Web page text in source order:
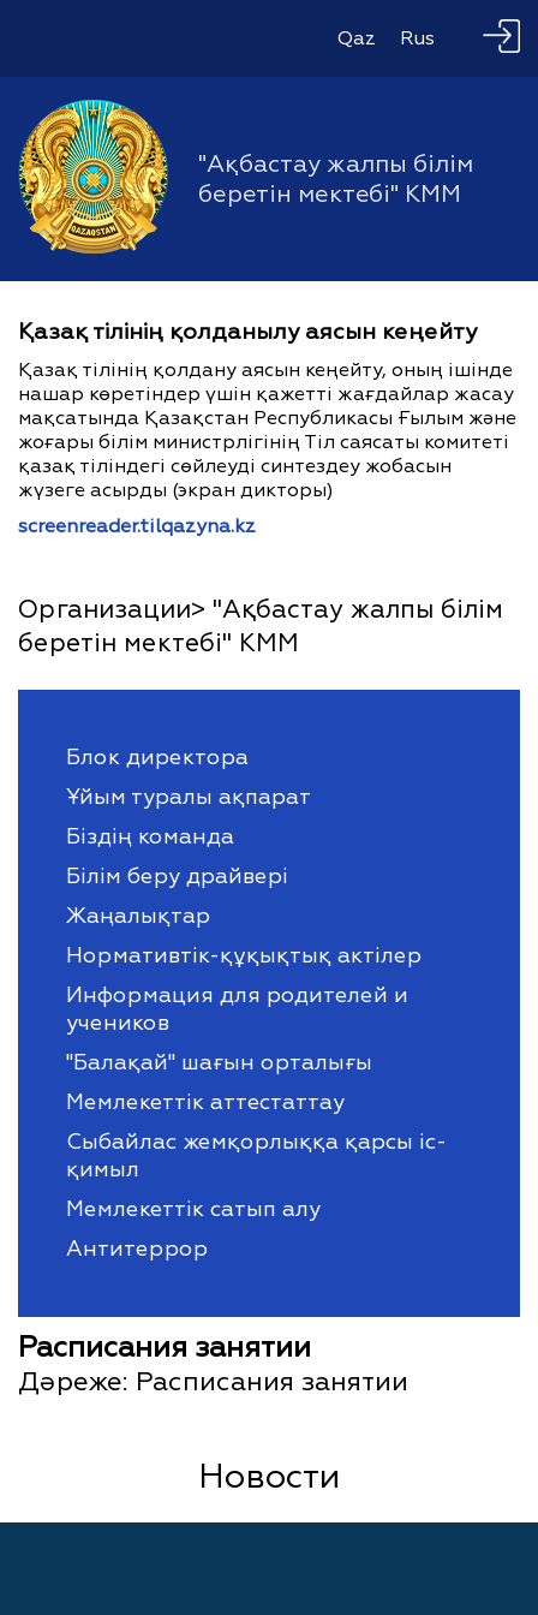
Qaz Rus
"Ақбастау жалпы білім
беретін мектебі" КММ
Қазақ тілінің қолданылу аясын кеңейту
Қазақ тілінің қолдану аясын кеңейту, оның ішінде
нашар көретіндер үшін қажетті жағдайлар жасау
мақсатында Қазақстан Республикасы Ғылым және
жоғары білім министрлігінің Тіл саясаты комитеті
қазақ тіліндегі сөйлеуді синтездеу жобасын
жүзеге асырды (экран дикторы)
screenreader.tilqazyna.kz
Организации> "Ақбастау жалпы білім
беретін мектебі" КММ
Блок директора
Ұйым туралы ақпарат
Біздің команда
Білім беру драйвері
Жаңалықтар
Нормативтік-құқықтық актілер
Информация для родителей и
учеников
"Балақай" шағын орталығы
Мемлекеттік аттестаттау
Сыбайлас жемқорлыққа қарсы іс-
қимыл
Мемлекеттік сатып алу
Антитеррор
Расписания занятии
Дәреже: Расписания занятии
Новости